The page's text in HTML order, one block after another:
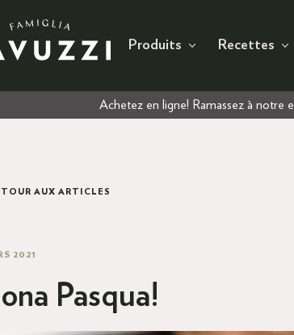
Produits Recettes
Achetez en ligne! Ramassez à notre
AUX ARTICLES
2021
Pasqua!